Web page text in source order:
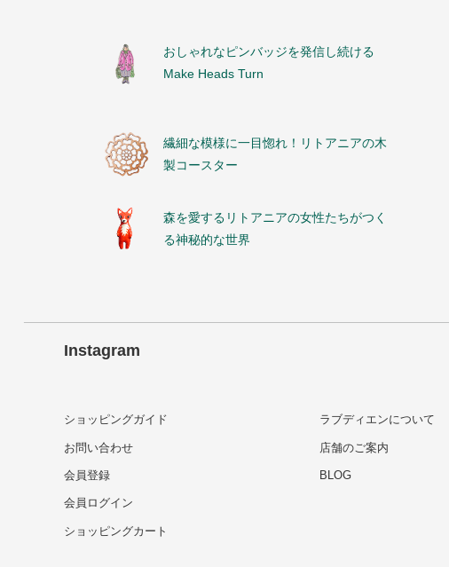
おしゃれなピンバッジを発信し続ける
Make Heads Turn
繊細な模様に一目惚れ！リトアニアの木
製コースター
森を愛するリトアニアの女性たちがつく
る神秘的な世界
Instagram
ショッピングガイド
お問い合わせ
会員登録
会員ログイン
ショッピングカート
ラブディエンについて
店舗のご案内
BLOG